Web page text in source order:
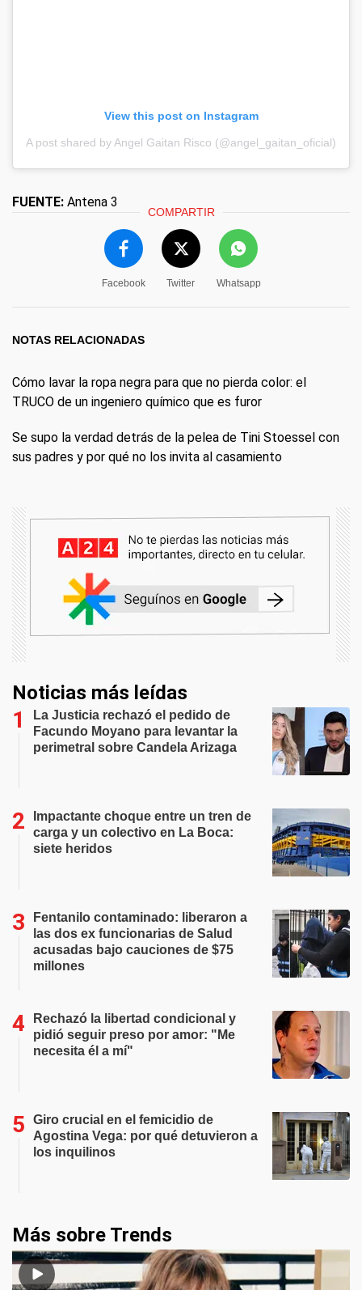
View this post on Instagram
A post shared by Angel Gaitan Risco (@angel_gaitan_oficial)
FUENTE: Antena 3
COMPARTIR
Facebook Twitter Whatsapp
NOTAS RELACIONADAS
Cómo lavar la ropa negra para que no pierda color: el
TRUCO de un ingeniero químico que es furor
Se supo la verdad detrás de la pelea de Tini Stoessel con
sus padres y por qué no los invita al casamiento
Noticias más leídas
La Justicia rechazó el pedido de
Facundo Moyano para levantar la
perimetral sobre Candela Arizaga
Impactante choque entre un tren de
carga y un colectivo en La Boca:
siete heridos
Fentanilo contaminado: liberaron a
las dos ex funcionarias de Salud
acusadas bajo cauciones de $75
millones
Rechazó la libertad condicional y
pidió seguir preso por amor: "Me
necesita él a mí"
Giro crucial en el femicidio de
Agostina Vega: por qué detuvieron a
los inquilinos
Más sobre Trends